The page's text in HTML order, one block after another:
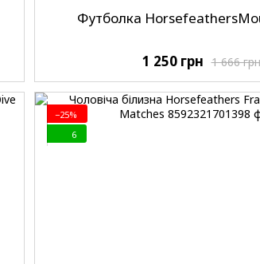
Футболка
1 666 грн
1 250 грн
−25%
6